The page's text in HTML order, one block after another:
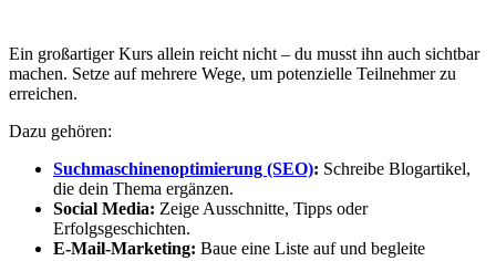
Ein großartiger Kurs allein reicht nicht – du musst ihn auch sichtbar
machen. Setze auf mehrere Wege, um potenzielle Teilnehmer zu
erreichen.
Dazu gehören:
Suchmaschinenoptimierung (SEO): Schreibe Blogartikel,
die dein Thema ergänzen.
Social Media: Zeige Ausschnitte, Tipps oder
Erfolgsgeschichten.
E-Mail-Marketing: Baue eine Liste auf und begleite